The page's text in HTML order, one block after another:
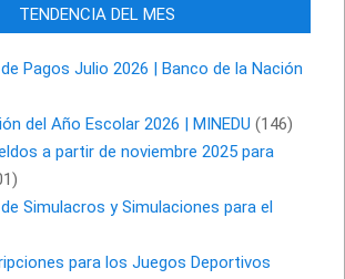
TENDENCIA DEL MES
Pagos Julio 2026 | Banco de la Nación
del Año Escolar 2026 | MINEDU (146)
a partir de noviembre 2025 para
Simulacros y Simulaciones para el
para los Juegos Deportivos